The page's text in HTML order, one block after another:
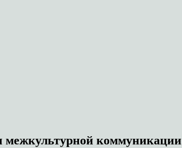
межкультурной коммуникации